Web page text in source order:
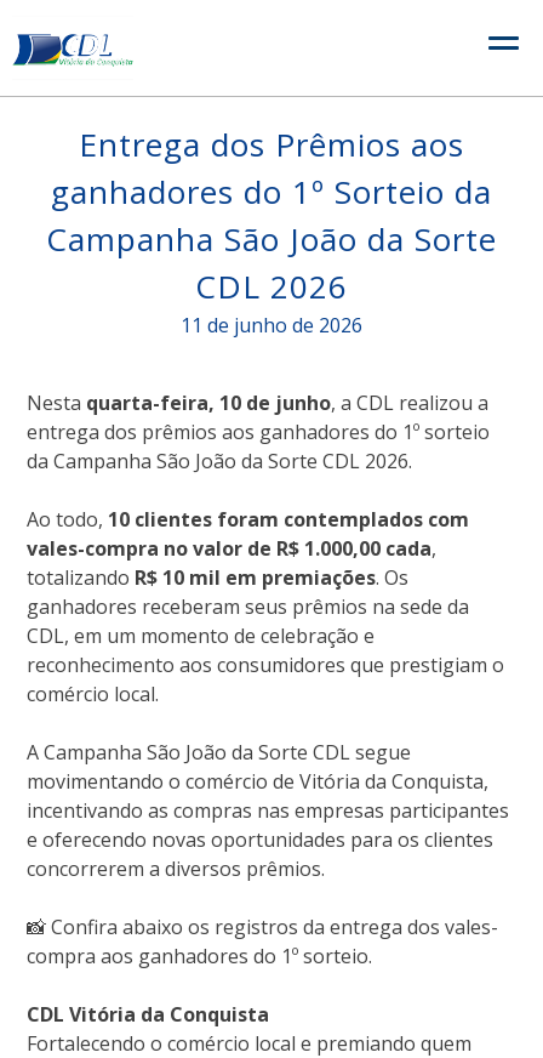
to
content
Entrega dos Prêmios aos
ganhadores do 1º Sorteio da
Campanha São João da Sorte
CDL 2026
11 de junho de 2026
Nesta quarta-feira, 10 de junho, a CDL realizou a
entrega dos prêmios aos ganhadores do 1º sorteio
da Campanha São João da Sorte CDL 2026.
Ao todo, 10 clientes foram contemplados com
vales-compra no valor de R$ 1.000,00 cada,
totalizando R$ 10 mil em premiações. Os
ganhadores receberam seus prêmios na sede da
CDL, em um momento de celebração e
reconhecimento aos consumidores que prestigiam o
comércio local.
A Campanha São João da Sorte CDL segue
movimentando o comércio de Vitória da Conquista,
incentivando as compras nas empresas participantes
e oferecendo novas oportunidades para os clientes
concorrerem a diversos prêmios.
📸 Confira abaixo os registros da entrega dos vales-
compra aos ganhadores do 1º sorteio.
CDL Vitória da Conquista
Fortalecendo o comércio local e premiando quem